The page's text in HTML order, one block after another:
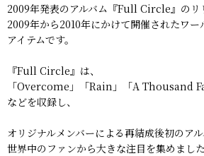
2009年発表のアルバム『Full Circle』のリ
2009年から2010年にかけて開催されたワ
アイテムです。
『Full Circle』は、
「Overcome」「Rain」「A Thousand
などを収録し、
オリジナルメンバーによる再結成後初のアル
世界中のファンから大きな注目を集めました